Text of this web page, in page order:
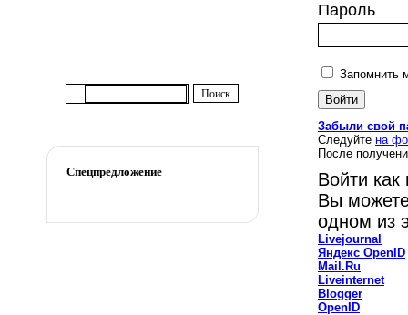
Спецпредложение
Пароль
Запомнить
Забыли свой
Следуйте на
После
Войти как
Вы
одном из
Livejournal
Яндекс OpenID
Mail.Ru
Liveinternet
Blogger
OpenID